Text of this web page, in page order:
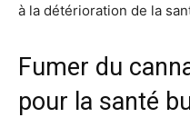
à la détérioration de la
Fumer du
pour la santé